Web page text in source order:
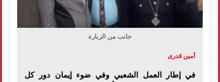
جانب من الزيارة
أمين قدرى
في إطار العمل الشعبي وفي ضوء إيمان دور كل